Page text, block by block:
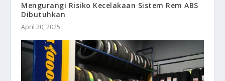
Mengurangi Risiko Kecelakaan Sistem Rem ABS
Dibutuhkan
April 20, 2025